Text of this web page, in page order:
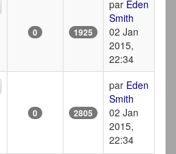
0 1925
par Eden
Smith
02 Jan
2015,
22:34
0 2805
par Eden
Smith
02 Jan
2015,
22:34